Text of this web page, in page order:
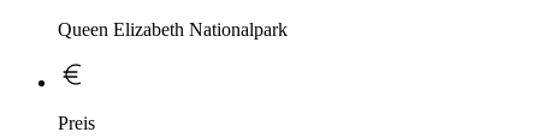
Queen Elizabeth Nationalpark
Preis